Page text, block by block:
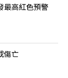
最高紅色預警
傷亡